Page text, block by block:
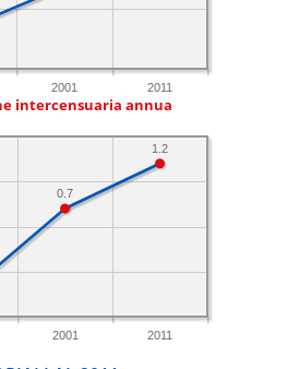
2001 2011
intercensuaria annua
2001 2011
1.2
0.7